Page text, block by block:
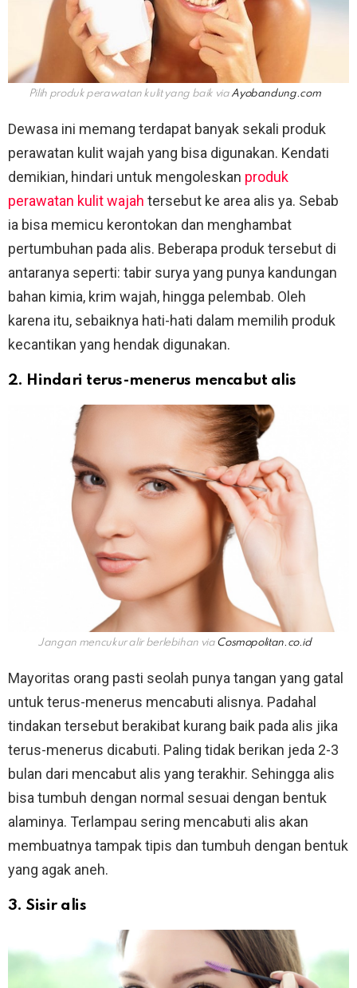
Pilih produk perawatan kulit yang baik via Ayobandung.com
Dewasa ini memang terdapat banyak sekali produk
perawatan kulit wajah yang bisa digunakan. Kendati
demikian, hindari untuk mengoleskan produk
perawatan kulit wajah tersebut ke area alis ya. Sebab
ia bisa memicu kerontokan dan menghambat
pertumbuhan pada alis. Beberapa produk tersebut di
antaranya seperti: tabir surya yang punya kandungan
bahan kimia, krim wajah, hingga pelembab. Oleh
karena itu, sebaiknya hati-hati dalam memilih produk
kecantikan yang hendak digunakan.
2. Hindari terus-menerus mencabut alis
Jangan mencukur alir berlebihan via Cosmopolitan.co.id
Mayoritas orang pasti seolah punya tangan yang gatal
untuk terus-menerus mencabuti alisnya. Padahal
tindakan tersebut berakibat kurang baik pada alis jika
terus-menerus dicabuti. Paling tidak berikan jeda 2-3
bulan dari mencabut alis yang terakhir. Sehingga alis
bisa tumbuh dengan normal sesuai dengan bentuk
alaminya. Terlampau sering mencabuti alis akan
membuatnya tampak tipis dan tumbuh dengan bentuk
yang agak aneh.
3. Sisir alis